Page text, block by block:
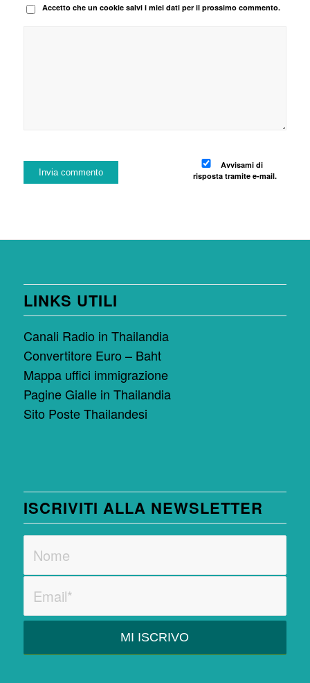
Accetto che un cookie salvi i miei dati per il prossimo commento.
Avvisami di
risposta tramite e-mail.
LINKS UTILI
Canali Radio in Thailandia
Convertitore Euro – Baht
Mappa uffici immigrazione
Pagine Gialle in Thailandia
Sito Poste Thailandesi
ISCRIVITI ALLA NEWSLETTER